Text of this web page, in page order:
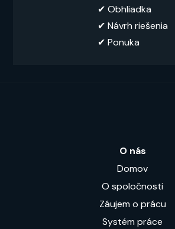
✔︎ Obhliadka
✔︎ Návrh riešenia
✔ Ponuka
O nás
Domov
O spoločnosti
Záujem o prácu
Systém práce